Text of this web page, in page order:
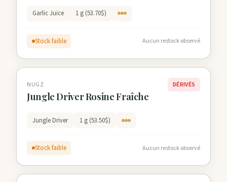
Garlic Juice 1 g (53.70$)
Stock faible Aucun restock observé
NUGZ
Jungle Driver Rosine Fraîche
DÉRIVÉS
Jungle Driver 1 g (53.50$)
Stock faible Aucun restock observé